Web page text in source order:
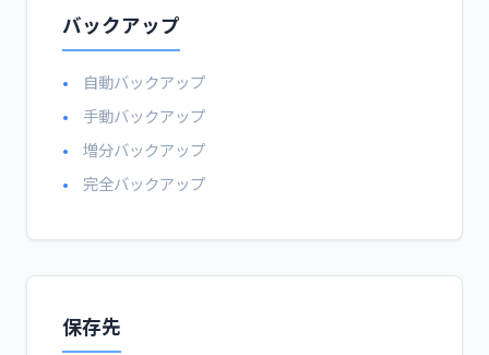
バックアップ
自動バックアップ
手動バックアップ
増分バックアップ
完全バックアップ
保存先